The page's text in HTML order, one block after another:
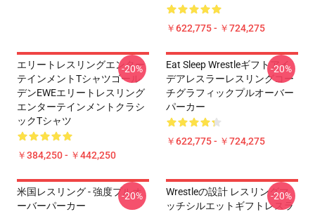
￥622,775 - ￥724,275
エリートレスリングエンター
テインメントTシャツゴール
デンEWEエリートレスリング
エンターテインメントクラシ
ックTシャツ
￥384,250 - ￥442,250
-20%
Eat Sleep Wrestleギフトアイ
デアレスラーレスリングコー
チグラフィックプルオーバー
パーカー
￥622,775 - ￥724,275
-20%
米国レスリング - 強度プルオ
ーバーパーカー
-20%
Wrestleの設計 レスリングマ
ッチシルエットギフトレスラ
-20%